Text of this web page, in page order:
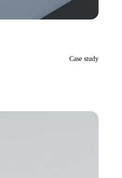
Case study